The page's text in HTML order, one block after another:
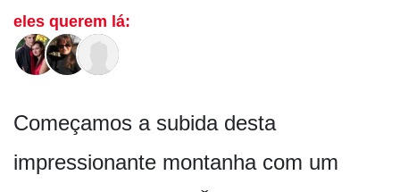
eles querem lá:
Começamos a subida desta
impressionante montanha com um